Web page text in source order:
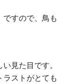
すので、鳥も
見た目です。
ストがとても